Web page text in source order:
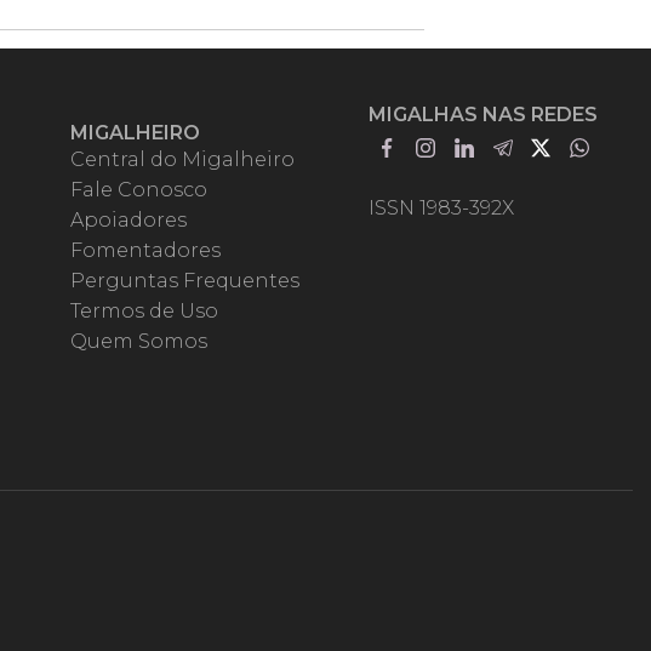
MIGALHEIRO
Central do Migalheiro
Fale Conosco
Apoiadores
Fomentadores
Perguntas Frequentes
Termos de Uso
Quem Somos
MIGALHAS NAS REDES
ISSN 1983-392X